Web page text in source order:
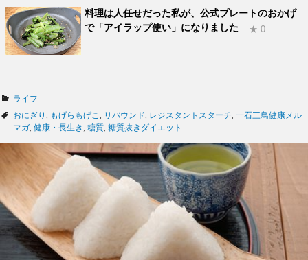
料理は人任せだった私が、公式プレートのおかげ
で「アイラップ使い」になりました
★ 0
カ
テ
ゴ
ライフ
タ
グ
おにぎり もげらもげこ リバウンド レジスタントスターチ 一石三鳥健康メル
マガ 健康・長生き 糖質 糖質抜きダイエット